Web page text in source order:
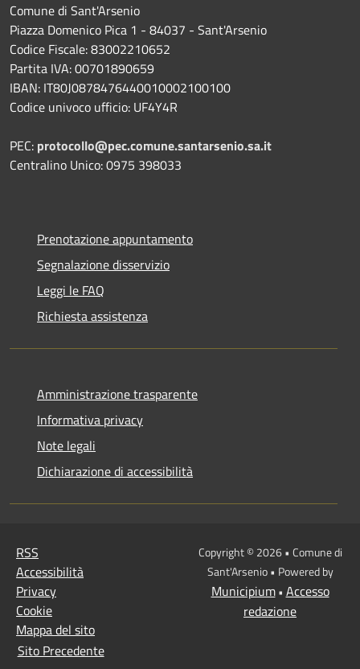
Comune di Sant'Arsenio
Piazza Domenico Pica 1 - 84037 - Sant'Arsenio
Codice Fiscale: 83002210652
Partita IVA: 00701890659
IBAN: IT80J0878476440010002100100
Codice univoco ufficio: UF4Y4R
PEC: protocollo@pec.comune.santarsenio.sa.it
Centralino Unico: 0975 398033
Prenotazione appuntamento
Segnalazione disservizio
Leggi le FAQ
Richiesta assistenza
Amministrazione trasparente
Informativa privacy
Note legali
Dichiarazione di accessibilità
RSS
Accessibilità
Privacy
Cookie
Mappa del sito
Sito Precedente
Copyright © 2026 • Comune di
Sant'Arsenio • Powered by
Municipium• Accesso
redazione